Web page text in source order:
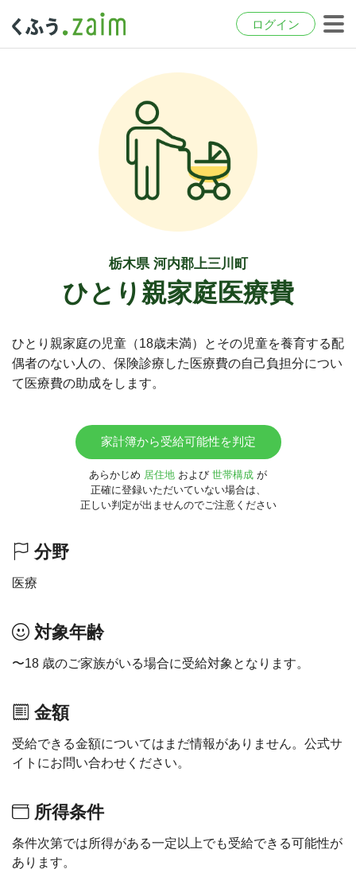
ログイン
栃木県 河内郡上三川町
ひとり親家庭医療費
ひとり親家庭の児童（18歳未満）とその児童を養育する配
偶者のない人の、保険診療した医療費の自己負担分につい
て医療費の助成をします。
家計簿から受給可能性を判定
あらかじめ 居住地 および 世帯構成 が
正確に登録いただいていない場合は、
正しい判定が出ませんのでご注意ください
分野
医療
対象年齢
〜18 歳のご家族がいる場合に受給対象となります。
金額
受給できる金額についてはまだ情報がありません。公式サ
イトにお問い合わせください。
所得条件
条件次第では所得がある一定以上でも受給できる可能性が
あります。